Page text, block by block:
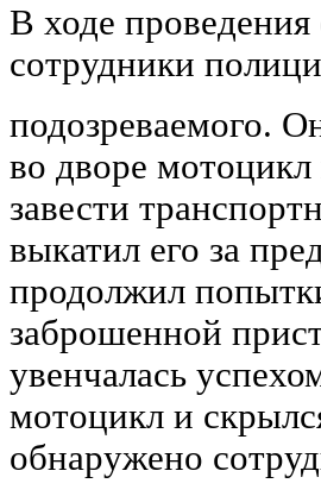
В ходе
сотрудники
подозреваемого.
во дворе
завести
выкатил его за
продолжил
заброшенной
увенчалась
мотоцикл и
обнаружено